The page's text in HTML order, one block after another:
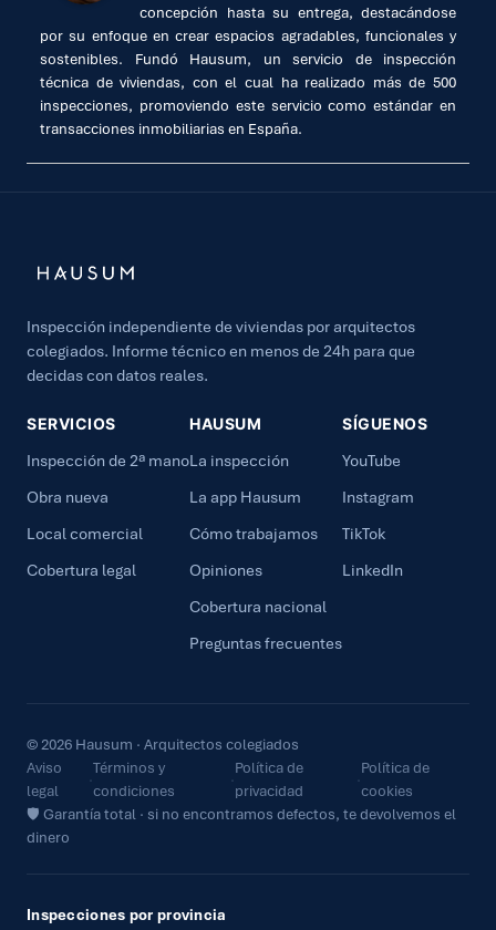
concepción hasta su entrega, destacándose
por su enfoque en crear espacios agradables, funcionales y
sostenibles. Fundó Hausum, un servicio de inspección
técnica de viviendas, con el cual ha realizado más de 500
inspecciones, promoviendo este servicio como estándar en
transacciones inmobiliarias en España.
Inspección independiente de viviendas por arquitectos
colegiados. Informe técnico en menos de 24h para que
decidas con datos reales.
SERVICIOS
Inspección de 2ª mano
Obra nueva
Local comercial
Cobertura legal
HAUSUM
La inspección
La app Hausum
Cómo trabajamos
Opiniones
Cobertura nacional
Preguntas frecuentes
SÍGUENOS
YouTube
Instagram
TikTok
LinkedIn
© 2026 Hausum · Arquitectos colegiados
Aviso
legal
·
Términos y
condiciones
·
Política de
privacidad
·
Política de
cookies
🛡 Garantía total · si no encontramos defectos, te devolvemos el
dinero
Inspecciones por provincia